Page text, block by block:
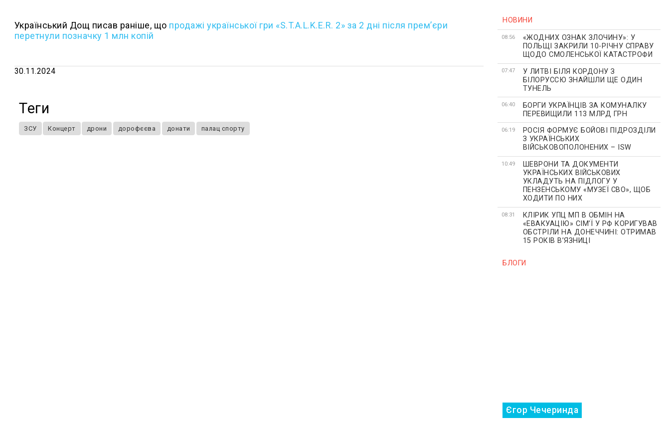
Український Дощ писав раніше, що продажі української гри «S.T.A.L.K.E.R. 2» за 2 дні після премʼєри
перетнули позначку 1 млн копій
30.11.2024
Теги
ЗСУ Концерт дрони дорофєєва донати палац спорту
НОВИНИ
08:56
«ЖОДНИХ ОЗНАК ЗЛОЧИНУ»: У
ПОЛЬЩІ ЗАКРИЛИ 10-РІЧНУ СПРАВУ
ЩОДО СМОЛЕНСЬКОЇ КАТАСТРОФИ
07:47
У ЛИТВІ БІЛЯ КОРДОНУ З
БІЛОРУССЮ ЗНАЙШЛИ ЩЕ ОДИН
ТУНЕЛЬ
06:40
БОРГИ УКРАЇНЦІВ ЗА КОМУНАЛКУ
ПЕРЕВИЩИЛИ 113 МЛРД ГРН
06:19
РОСІЯ ФОРМУЄ БОЙОВІ ПІДРОЗДІЛИ
З УКРАЇНСЬКИХ
ВІЙСЬКОВОПОЛОНЕНИХ – ISW
10:49
ШЕВРОНИ ТА ДОКУМЕНТИ
УКРАЇНСЬКИХ ВІЙСЬКОВИХ
УКЛАДУТЬ НА ПІДЛОГУ У
ПЕНЗЕНСЬКОМУ «МУЗЕЇ СВО», ЩОБ
ХОДИТИ ПО НИХ
08:31
КЛІРИК УПЦ МП В ОБМІН НА
«ЕВАКУАЦІЮ» СІМʼЇ У РФ КОРИГУВАВ
ОБСТРІЛИ НА ДОНЕЧЧИНІ: ОТРИМАВ
15 РОКІВ ВʼЯЗНИЦІ
БЛОГИ
Єгор Чечеринда